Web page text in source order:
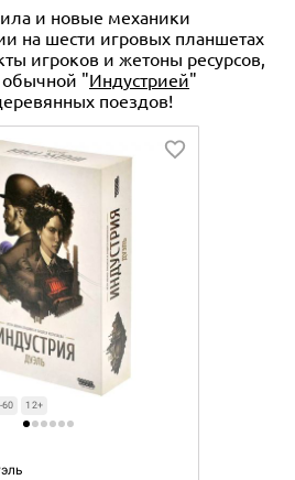
и новые механики
на шести игровых планшетах
игроков и жетоны ресурсов,
"Индустрией"
поездов!
60 12+